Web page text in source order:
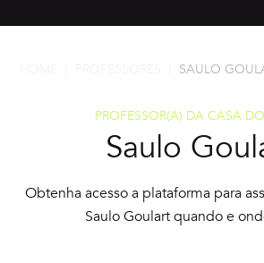
SAULO
PROFESSOR(A) DA CASA
Saulo
Obtenha acesso a plataforma para
Saulo Goulart quando e